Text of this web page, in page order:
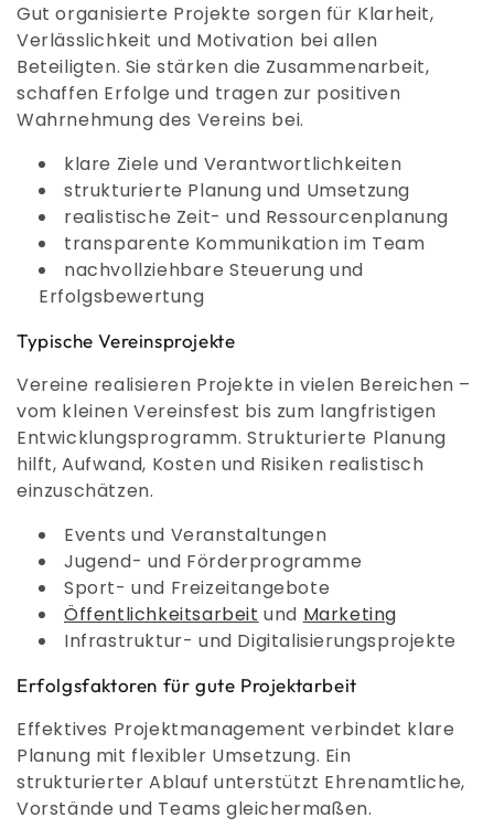
Gut organisierte Projekte sorgen für Klarheit,
Verlässlichkeit und Motivation bei allen
Beteiligten. Sie stärken die Zusammenarbeit,
schaffen Erfolge und tragen zur positiven
Wahrnehmung des Vereins bei.
klare Ziele und Verantwortlichkeiten
strukturierte Planung und Umsetzung
realistische Zeit- und Ressourcenplanung
transparente Kommunikation im Team
nachvollziehbare Steuerung und
Erfolgsbewertung
Typische Vereinsprojekte
Vereine realisieren Projekte in vielen Bereichen –
vom kleinen Vereinsfest bis zum langfristigen
Entwicklungsprogramm. Strukturierte Planung
hilft, Aufwand, Kosten und Risiken realistisch
einzuschätzen.
Events und Veranstaltungen
Jugend- und Förderprogramme
Sport- und Freizeitangebote
Öffentlichkeitsarbeit und Marketing
Infrastruktur- und Digitalisierungsprojekte
Erfolgsfaktoren für gute Projektarbeit
Effektives Projektmanagement verbindet klare
Planung mit flexibler Umsetzung. Ein
strukturierter Ablauf unterstützt Ehrenamtliche,
Vorstände und Teams gleichermaßen.